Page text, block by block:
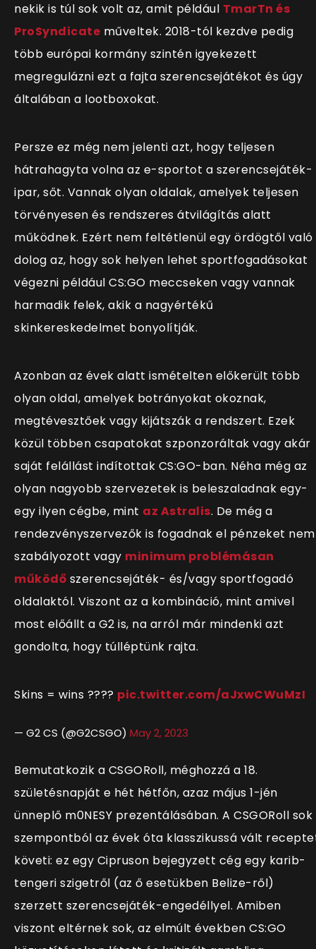
nekik is túl sok volt az, amit például TmarTn és
ProSyndicate műveltek. 2018-tól kezdve pedig
több európai kormány szintén igyekezett
megregulázni ezt a fajta szerencsejátékot és úgy
általában a lootboxokat.
Persze ez még nem jelenti azt, hogy teljesen
hátrahagyta volna az e-sportot a szerencsejáték-
ipar, sőt. Vannak olyan oldalak, amelyek teljesen
törvényesen és rendszeres átvilágítás alatt
működnek. Ezért nem feltétlenül egy ördögtől való
dolog az, hogy sok helyen lehet sportfogadásokat
végezni például CS:GO meccseken vagy vannak
harmadik felek, akik a nagyértékű
skinkereskedelmet bonyolítják.
Azonban az évek alatt ismételten előkerült több
olyan oldal, amelyek botrányokat okoznak,
megtévesztőek vagy kijátszák a rendszert. Ezek
közül többen csapatokat szponzoráltak vagy akár
saját felállást indítottak CS:GO-ban. Néha még az
olyan nagyobb szervezetek is beleszaladnak egy-
egy ilyen cégbe, mint az Astralis. De még a
rendezvényszervezők is fogadnak el pénzeket nem
szabályozott vagy minimum problémásan
működő szerencsejáték- és/vagy sportfogadó
oldalaktól. Viszont az a kombináció, mint amivel
most előállt a G2 is, na arról már mindenki azt
gondolta, hogy túlléptünk rajta.
Skins = wins ???? pic.twitter.com/aJxwCWuMzI
— G2 CS (@G2CSGO) May 2, 2023
Bemutatkozik a CSGORoll, méghozzá a 18.
születésnapját e hét hétfőn, azaz május 1-jén
ünneplő m0NESY prezentálásában. A CSGORoll sok
szempontból az évek óta klasszikussá vált
követi: ez egy Cipruson bejegyzett cég egy karib-
tengeri szigetről (az ő esetükben Belize-ről)
szerzett szerencsejáték-engedéllyel. Amiben
viszont eltérnek sok, az elmúlt években CS:GO